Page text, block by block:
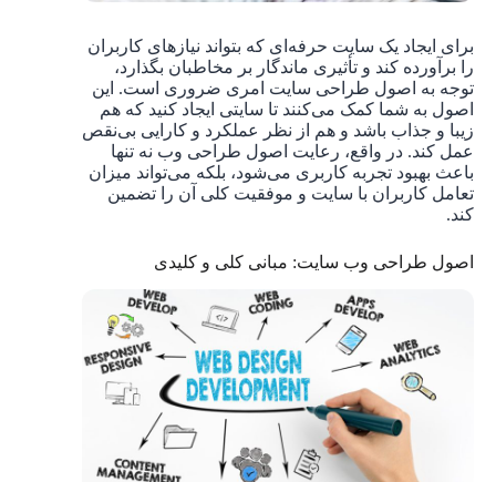
برای ایجاد یک سایت حرفه‌ای که بتواند نیازهای کاربران
را برآورده کند و تأثیری ماندگار بر مخاطبان بگذارد،
توجه به اصول طراحی سایت امری ضروری است. این
اصول به شما کمک می‌کنند تا سایتی ایجاد کنید که هم
زیبا و جذاب باشد و هم از نظر عملکرد و کارایی بی‌نقص
عمل کند. در واقع، رعایت اصول طراحی وب نه تنها
باعث بهبود تجربه کاربری می‌شود، بلکه می‌تواند میزان
تعامل کاربران با سایت و موفقیت کلی آن را تضمین
کند.
اصول طراحی وب ‌سایت: مبانی کلی و کلیدی